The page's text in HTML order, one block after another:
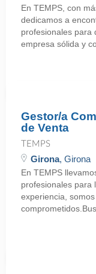
En TEMPS, con
dedicamos a
profesionales para
empresa sólida y
Gestor/a
de Venta
TEMPS
Girona, Girona
En TEMPS
profesionales para
experiencia,